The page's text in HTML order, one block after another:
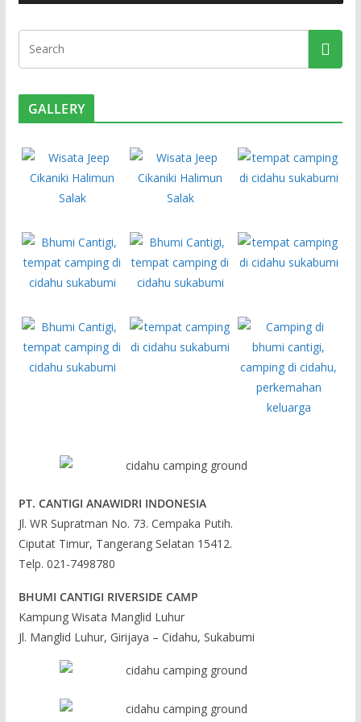
r
GALLERY
PT. CANTIGI ANAWIDRI INDONESIA
Jl. WR Supratman No. 73. Cempaka Putih.
Ciputat Timur, Tangerang Selatan 15412.
Telp. 021-7498780
BHUMI CANTIGI RIVERSIDE CAMP
Kampung Wisata Manglid Luhur
Jl. Manglid Luhur, Girijaya – Cidahu, Sukabumi